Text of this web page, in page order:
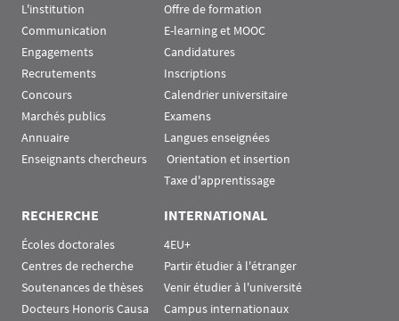
L'institution
Communication
Engagements
Recrutements
Concours
Marchés publics
Annuaire
Enseignants chercheurs
Offre de formation
E-learning et MOOC
Candidatures
Inscriptions
Calendrier universitaire
Examens
Langues enseignées
Orientation et insertion
Taxe d'apprentissage
RECHERCHE
Écoles doctorales
Centres de recherche
Soutenances de thèses
Docteurs Honoris Causa
INTERNATIONAL
4EU+
Partir étudier à l'étranger
Venir étudier à l'université
Campus internationaux